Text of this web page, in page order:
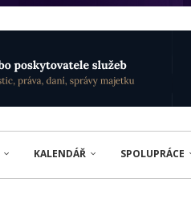
KALENDÁŘ SPOLUPRÁCE